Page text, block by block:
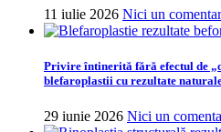
11 iulie 2026 Nici un
Privire întinerită fără efectul de
blefaroplastii cu rezultate
29 iunie 2026 Nici un